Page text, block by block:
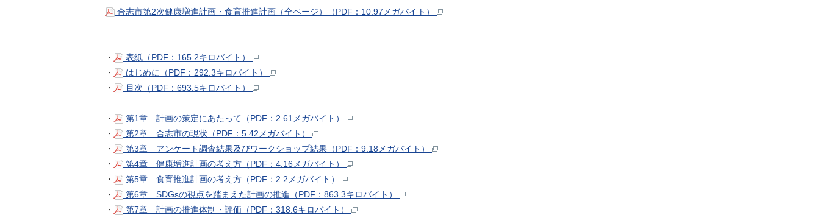
合志市第2次健康増進計画・食育推進計画（全ページ）（PDF：10.97メガバイト）
・
表紙（PDF：165.2キロバイト）
・
はじめに（PDF：292.3キロバイト）
・
目次（PDF：693.5キロバイト）
・
第1章 計画の策定にあたって（PDF：2.61メガバイト）
・
第2章 合志市の現状（PDF：5.42メガバイト）
・
第3章 アンケート調査結果及びワークショップ結果（PDF：9.18メガバイト）
・
第4章 健康増進計画の考え方（PDF：4.16メガバイト）
・
第5章 食育推進計画の考え方（PDF：2.2メガバイト）
・
第6章 SDGsの視点を踏まえた計画の推進（PDF：863.3キロバイト）
・
第7章 計画の推進体制・評価（PDF：318.6キロバイト）